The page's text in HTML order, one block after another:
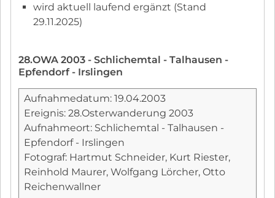
wird aktuell laufend ergänzt (Stand
29.11.2025)
28.OWA 2003 - Schlichemtal - Talhausen -
Epfendorf - Irslingen
Aufnahmedatum: 19.04.2003
Ereignis: 28.Osterwanderung 2003
Aufnahmeort: Schlichemtal - Talhausen -
Epfendorf - Irslingen
Fotograf: Hartmut Schneider, Kurt Riester,
Reinhold Maurer, Wolfgang Lörcher, Otto
Reichenwallner